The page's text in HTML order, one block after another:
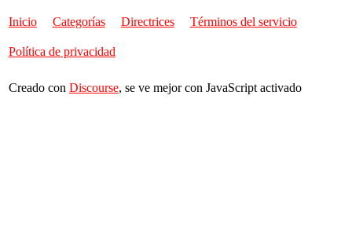
Inicio Categorías Directrices Términos del servicio
Política de privacidad
Creado con Discourse, se ve mejor con JavaScript activado